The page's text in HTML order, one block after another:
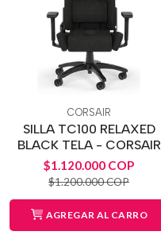
CORSAIR
SILLA TC100 RELAXED
BLACK TELA - CORSAIR
$1.120.000 COP
$1.200.000 COP
AGREGAR AL CARRO